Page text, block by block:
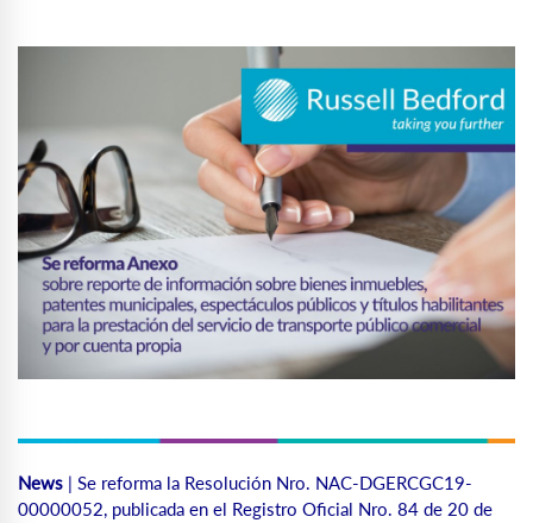
News | Se reforma la Resolución Nro. NAC-DGERCGC19-
00000052, publicada en el Registro Oficial Nro. 84 de 20 de